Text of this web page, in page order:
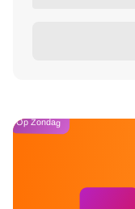
Op Zondag